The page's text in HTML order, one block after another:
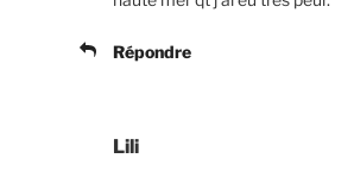
Répondre
Lili